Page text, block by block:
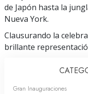
de Japón hasta la
Nueva York.
Clausurando la
brillante
Gran Inauguraciones